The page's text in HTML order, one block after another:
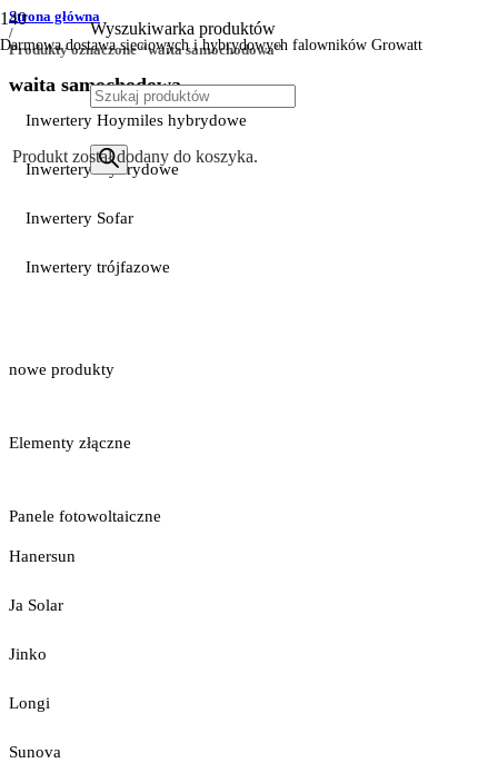
Darmowa dostawa sieciowych i hybrydowych falowników Growatt
Wyszukiwarka produktów
Produkt został dodany do koszyka.
Strona główna
/
Produkty oznaczone “waita samochodowa”
waita samochodowa
Inwertery Hoymiles hybrydowe
Inwertery Hybrydowe
Inwertery Sofar
Inwertery trójfazowe
nowe produkty
Elementy złączne
Panele fotowoltaiczne
Hanersun
Ja Solar
Jinko
Longi
Sunova